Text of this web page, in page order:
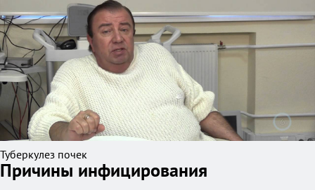
Туберкулез почек
Причины инфицирования